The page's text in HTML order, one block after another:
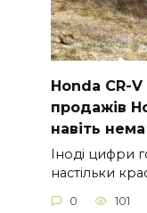
Honda CR-
продажів
навіть
Іноді цифри
настільки
0 101